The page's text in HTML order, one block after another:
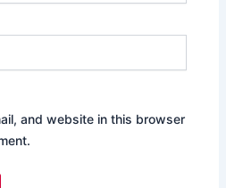
and website in this browser